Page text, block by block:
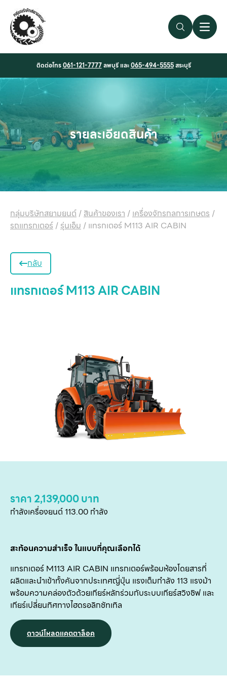
Search Link
Open
ติดต่อโทร061-121-7777ลพบุรี และ065-494-5555สระบุรี
รายละเอียดสินค้า
กลุ่มบริษัทสยามยนต์ /สินค้าของเรา /เครื่องจักรกลการเกษตร /
รถแทรกเตอร์ /รุ่นเอ็ม / แทรกเตอร์ M113 AIR CABIN
กลับ
แทรกเตอร์ M113 AIR CABIN
ราคา 2,139,000 บาท
กำลังเครื่องยนต์ 113.00 กำลัง
สะท้อนความสำเร็จ ในแบบที่คุณเลือกได้
แทรกเตอร์ M113 AIR CABIN แทรกเตอร์พร้อมห้องโดยสารที่
ผลิตและนำเข้าทั้งคันจากประเทศญี่ปุ่น แรงเต็มกำลัง 113 แรงม้า
พร้อมความคล่องตัวด้วยเกียร์หลักร่วมกับระบบเกียร์สวิงชิฟ และ
เกียร์เปลี่ยนทิศทางไฮดรอลิกชัทเทิล
ดาวน์โหลดแคตตาล็อค
ข